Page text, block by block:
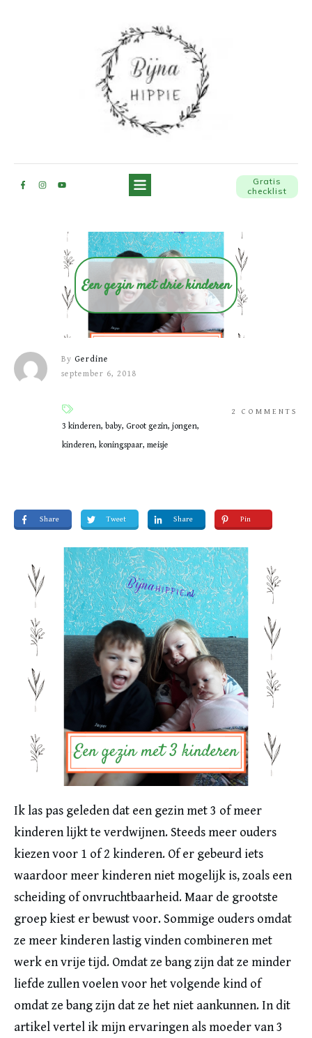
Gratis
checklist
Een gezin met drie kinderen
By Gerdine
september 6, 2018
3 kinderen, baby, Groot gezin, jongen,
kinderen, koningspaar, meisje
2 COMMENTS
Share Tweet Share Pin
Ik las pas geleden dat een gezin met 3 of meer
kinderen lijkt te verdwijnen. Steeds meer ouders
kiezen voor 1 of 2 kinderen. Of er gebeurd iets
waardoor meer kinderen niet mogelijk is, zoals een
scheiding of onvruchtbaarheid. Maar de grootste
groep kiest er bewust voor. Sommige ouders omdat
ze meer kinderen lastig vinden combineren met
werk en vrije tijd. Omdat ze bang zijn dat ze minder
liefde zullen voelen voor het volgende kind of
omdat ze bang zijn dat ze het niet aankunnen. In dit
artikel vertel ik mijn ervaringen als moeder van 3